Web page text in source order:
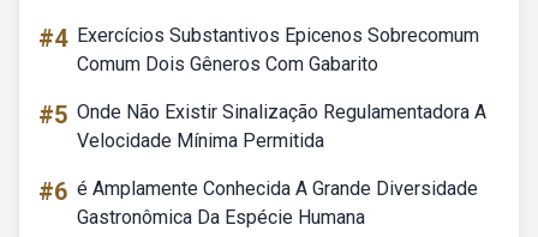
#4 Exercícios Substantivos Epicenos Sobrecomum
Comum Dois Gêneros Com Gabarito
#5 Onde Não Existir Sinalização Regulamentadora A
Velocidade Mínima Permitida
#6 é Amplamente Conhecida A Grande Diversidade
Gastronômica Da Espécie Humana